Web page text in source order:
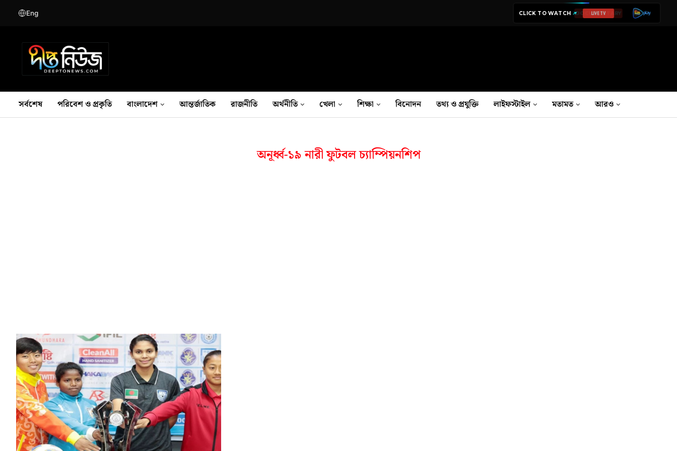
Eng CLICK TO WATCH LIVE TV
সর্বশেষ পরিবেশ ও প্রকৃতি বাংলাদেশ আন্তর্জাতিক রাজনীতি অর্থনীতি খেলা শিক্ষা বিনোদন তথ‍্য ও প্রযুক্তি লাইফস্টাইল মতামত আরও
অনূর্ধ্ব-১৯ নারী ফুটবল চ্যাম্পিয়নশিপ